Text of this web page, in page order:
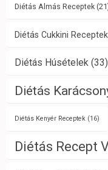
Diétás Almás Receptek
Diétás Cukkini Receptek
Diétás Húsételek (33)
Diétás
Diétás Kenyér Receptek (16)
Diétás Recept